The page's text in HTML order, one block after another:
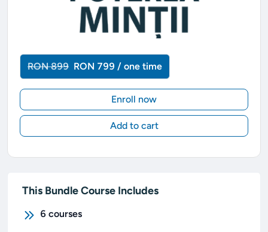
RON 899 RON 799 / one time
Enroll now
Add to cart
This Bundle Course Includes
6 courses